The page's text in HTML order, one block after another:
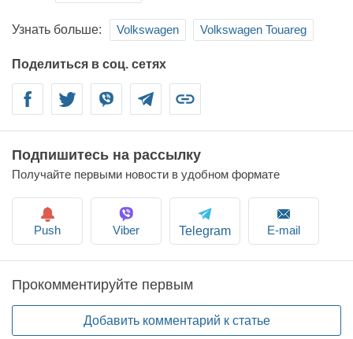
Volkswagen Volkswagen Touareg
Узнать больше:
Поделиться в соц. сетях
Facebook Twitter Viber
Подпишитесь на рассылку
Получайте первыми новости в удобном формате
Push Viber Telegram E-mail
Прокомментируйте первым
Добавить комментарий к статье